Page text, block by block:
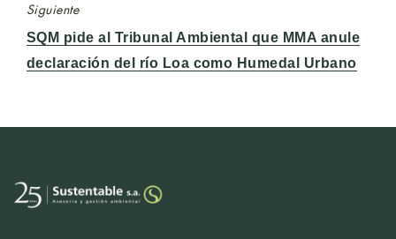
Siguiente
Entrada
siguiente:
SQM pide al Tribunal Ambiental que MMA anule
declaración del río Loa como Humedal Urbano